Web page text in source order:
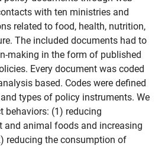
with ten ministries and
related to food, health, nutrition,
The included documents had to
making in the form of published
Every document was coded
based. Codes were defined
types of policy instruments. We
behaviors: (1) reducing
and animal foods and increasing
reducing the consumption of